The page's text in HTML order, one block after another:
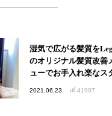
湿気で広がる髪質を
のオリジナル髪質改善
ューでお手入れ楽なス
2021.06.23 41997